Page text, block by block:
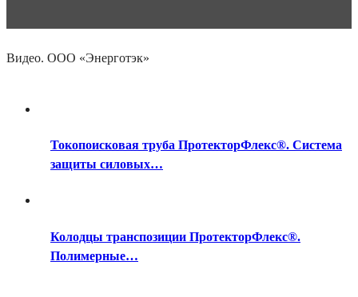
Видео. ООО «Энерготэк»
Токопоисковая труба ПротекторФлекс®. Система
защиты силовых…
Колодцы транспозиции ПротекторФлекс®.
Полимерные…